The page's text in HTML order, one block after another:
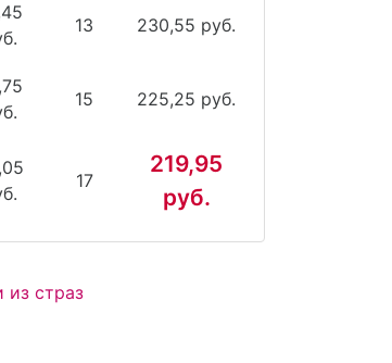
13 230,55 руб.
15 225,25 руб.
17
219,95
руб.
из страз